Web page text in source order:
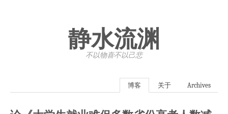
静水流渊
不以物喜·不以己悲
博客 关于 Archives